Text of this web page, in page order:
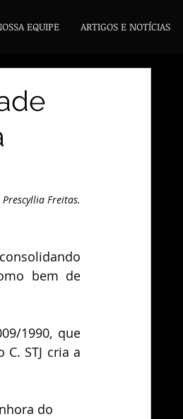
EQUIPE ARTIGOS E NOTÍCIAS
Prescyllia Freitas.
bem de
1990, que
STJ cria a
do